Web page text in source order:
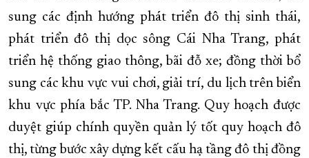
sung các định hướng phát triển đô thị sinh thái,
phát triển đô thị dọc sông Cái Nha Trang, phát
triển hệ thống giao thông, bãi đỗ xe; đồng thời bổ
sung các khu vực vui chơi, giải trí, du lịch trên biển
khu vực phía bắc TP. Nha Trang. Quy hoạch được
duyệt giúp chính quyền quản lý tốt quy hoạch đô
thị, từng bước xây dựng kết cấu hạ tầng đô thị đồng